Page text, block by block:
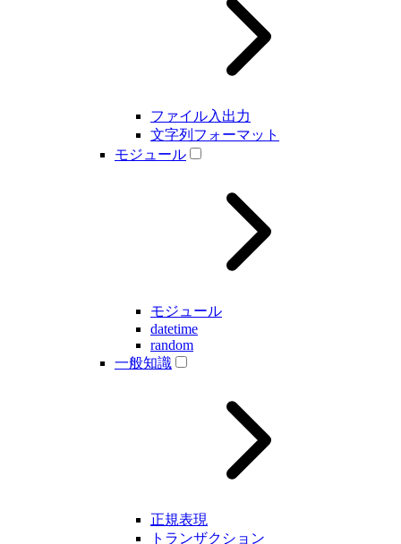
ファイル入出力
文字列フォーマット
モジュール
モジュール
datetime
random
一般知識
正規表現
トランザクション